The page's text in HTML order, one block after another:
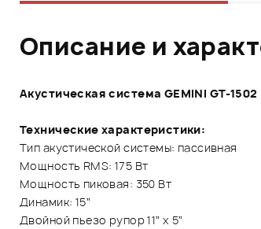
Описание и
Акустическая система GEMINI GT-1502
Технические характеристики:
Тип акустической системы: пассивная
Мощность RMS: 175 Вт
Мощность пиковая: 350 Вт
Динамик: 15”
Двойной пьезо рупор 11” x 5”